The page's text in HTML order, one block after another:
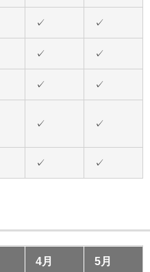
✓ ✓
✓ ✓
✓ ✓
✓ ✓
✓ ✓
4月 5月